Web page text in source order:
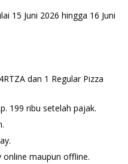
15 Juni 2026 hingga 16 Juni
dan 1 Regular Pizza
199 ribu setelah pajak.
online maupun offline.